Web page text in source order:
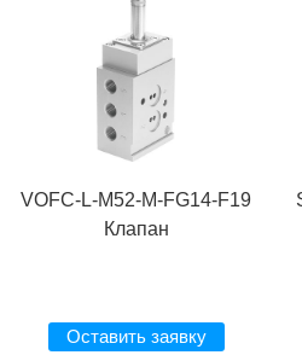
VOFC-L-M52-M-FG14-F19
Клапан
Оставить заявку